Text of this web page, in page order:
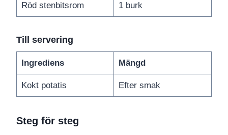
Röd stenbitsrom 1 burk
Till servering
Ingrediens Mängd
Kokt potatis Efter smak
Steg för steg